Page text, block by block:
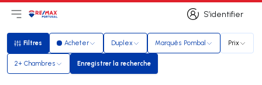
S’identifier
S’identifier
Ouvrir le menu principal
LogoAller à la page d’accueil
Filtres
Filtres Acheter Duplex Marquês Pombal Prix
2+ Chambres Enregistrer la recherche
Enregistrer la recherche